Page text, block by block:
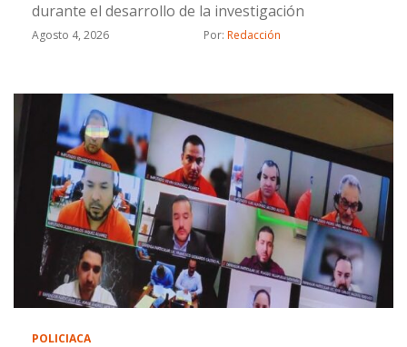
durante el desarrollo de la investigación
Agosto 4, 2026 Por: Redacción
POLICIACA